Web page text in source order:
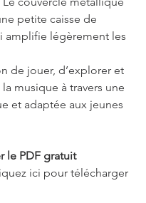
petite caisse de
amplifie légèrement les
de jouer, d’explorer et
la musique à travers une
et adaptée aux jeunes
le PDF gratuit
ici pour télécharger